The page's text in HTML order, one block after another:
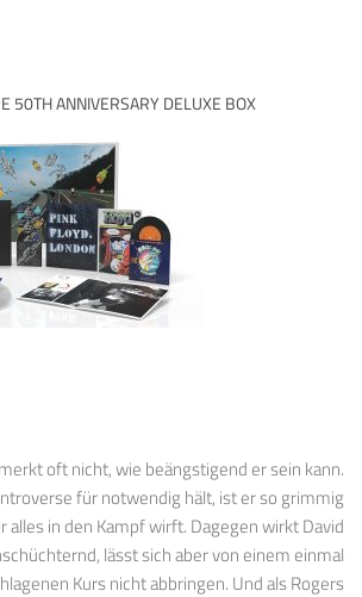
50TH ANNIVERSARY DELUXE BOX
oft nicht, wie beängstigend er sein kann.
für notwendig hält, ist er so grimmig
alles in den Kampf wirft. Dagegen wirkt David
lässt sich aber von einem einmal
Kurs nicht abbringen. Und als Rogers